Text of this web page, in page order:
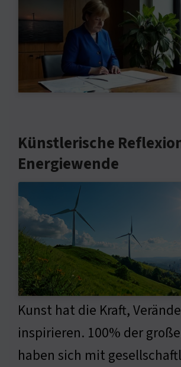
Künstlerische
Energiewende
Kunst hat die Kraft,
inspirieren. 100% der
haben sich mit